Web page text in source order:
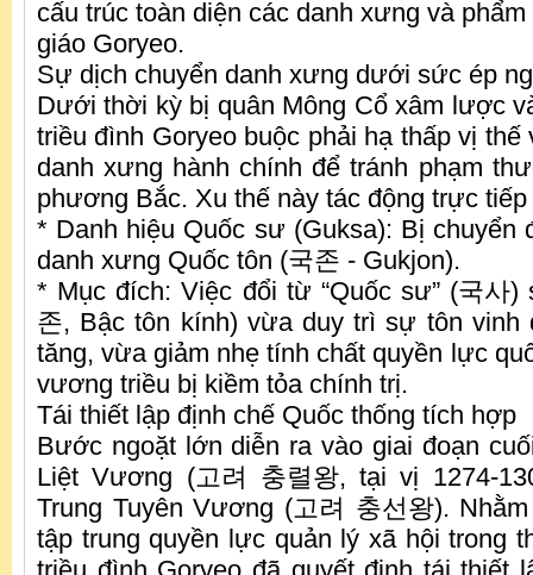
cấu trúc toàn diện các danh xưng và
giáo Goryeo.
Sự dịch chuyển danh xưng dưới sức ép
Dưới thời kỳ bị quân Mông Cổ xâm lược
triều đình Goryeo buộc phải hạ thấp vị thế
danh xưng hành chính để tránh phạm
phương Bắc. Xu thế này tác động trực
* Danh hiệu Quốc sư (Guksa): Bị chuyển
danh xưng Quốc tôn (국존 - Gukjon).
* Mục đích: Việc đổi từ “Quốc sư” (국사)
존, Bậc tôn kính) vừa duy trì sự tôn vinh
tăng, vừa giảm nhẹ tính chất quyền lực
vương triều bị kiềm tỏa chính trị.
Tái thiết lập định chế Quốc thống tích hợp
Bước ngoặt lớn diễn ra vào giai đoạn
Liệt Vương (고려 충렬왕, tại vị 1274-
Trung Tuyên Vương (고려 충선왕).
tập trung quyền lực quản lý xã hội trong